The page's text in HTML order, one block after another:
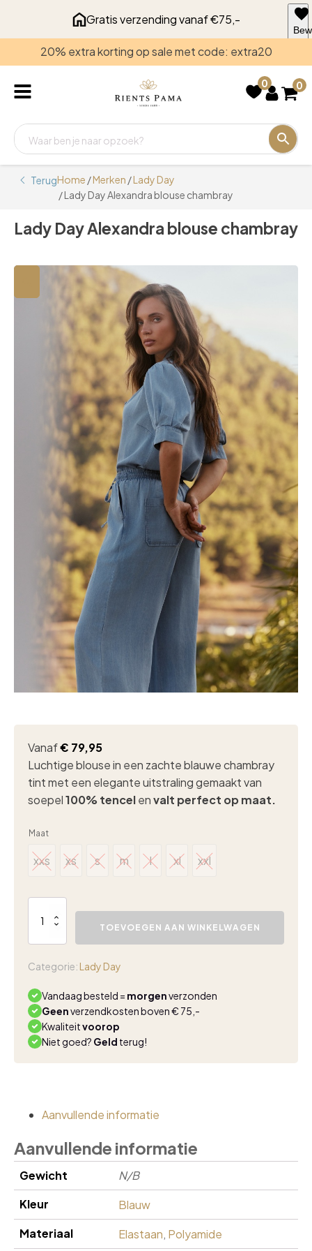
Gratis verzending vanaf €75,-
20% extra korting op sale met code: extra20
0 0
TerugHome /Merken /Lady Day
/ Lady Day Alexandra blouse chambray
Lady Day Alexandra blouse chambray
Vanaf€ 79,95
Luchtige blouse in een zachte blauwe chambray
tint met een elegante uitstraling gemaakt van
soepel100% tencelenvalt perfect op maat.
Maat
xxs
xxs
xs
xs
s
s
m
m
l
l
xl
xl
xxl
xxl
Day
chambray
TOEVOEGEN AAN WINKELWAGEN
voor
Categorie: Lady Day
Vandaag besteld = morgenverzonden
Geenverzendkosten boven € 75,-
Kwaliteitvoorop
Niet goed? Geld terug!
Aanvullende informatie
Aanvullende informatie
Gewicht
N/B
Kleur
Blauw
Materiaal
Elastaan, Polyamide